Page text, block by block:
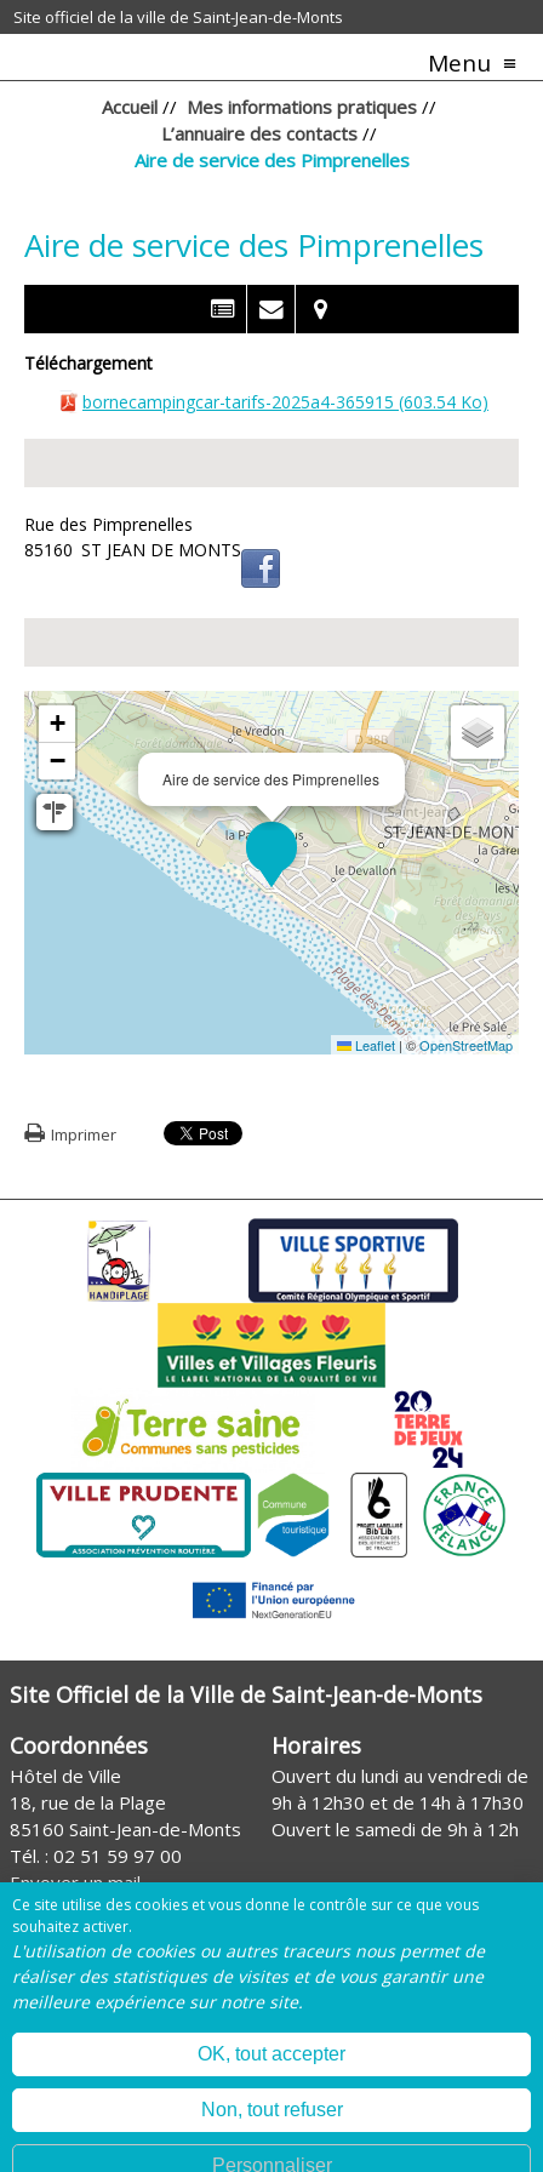
Site officiel de la ville de Saint-Jean-de-Monts
Menu
Accueil // Mes informations pratiques //
L’annuaire des contacts //
Aire de service des Pimprenelles
Aire de service des Pimprenelles
Téléchargement
bornecampingcar-tarifs-2025a4-365915 (603.54 Ko)
Rue des Pimprenelles
85160 ST JEAN DE MONTS
Aire de service des Pimprenelles
+
−
Leaflet |©OpenStreetMap
Imprimer
Site Officiel de la Ville de Saint-Jean-de-Monts
Coordonnées
Hôtel de Ville
18, rue de la Plage
85160 Saint-Jean-de-Monts
Tél. : 02 51 59 97 00
Envoyer un mail
Horaires
Ouvert du lundi au vendredi de
9h à 12h30 et de 14h à 17h30
Ouvert le samedi de 9h à 12h
Site de l'Office de tourisme
Page Facebook de la Ville
Page Instagram de la Ville
Mentions légales Plan du site
Gestion des
Ce site utilise des cookies et vous donne le contrôle sur ce que vous
souhaitez activer.
L'utilisation de cookies ou autres traceurs nous permet de
réaliser des statistiques de visites et de vous garantir une
meilleure expérience sur notre site.
OK, tout accepter
Non, tout refuser
Personnaliser